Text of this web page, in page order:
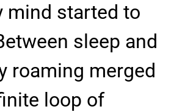
mind started to
sleep and
roaming merged
loop of